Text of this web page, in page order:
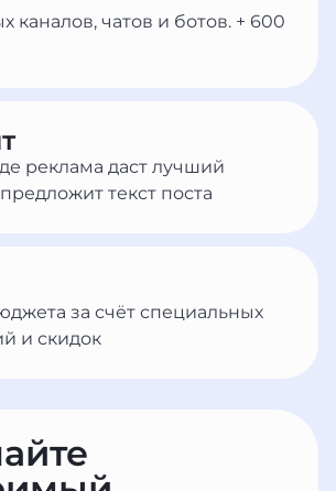
каналов, чатов и ботов. + 600
реклама даст лучший
текст поста
за счёт специальных
и скидок